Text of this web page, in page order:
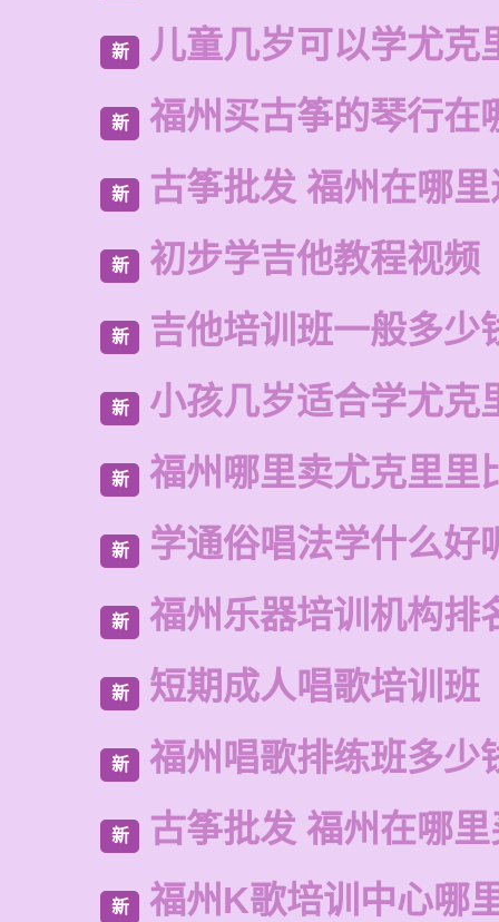
新 儿童几岁可以学尤克
新 福州买古筝的琴行在
新 古筝批发 福州在哪
新 初步学吉他教程视频
新 吉他培训班一般多少
新 小孩几岁适合学尤克
新 福州哪里卖尤克里里
新 学通俗唱法学什么好
新 福州乐器培训机构排
新 短期成人唱歌培训班
新 福州唱歌排练班多少
新 古筝批发 福州在哪
新 福州K歌培训中心哪